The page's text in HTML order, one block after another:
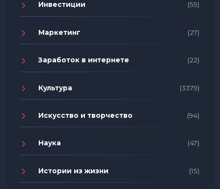
Инвестиции (55)
Маркетинг (27)
Заработок в интернете (22)
Культура (3379)
Искусство и творчество (94)
Наука (47)
Истории из жизни (15)